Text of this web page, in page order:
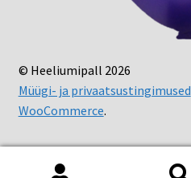
© Heeliumipall 2026
Müügi- ja privaatsustingimused
WooCommerce.